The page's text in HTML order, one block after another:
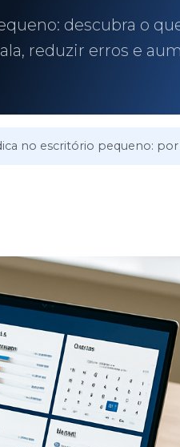
descubra o
reduzir erros e
no escritório pequeno: por